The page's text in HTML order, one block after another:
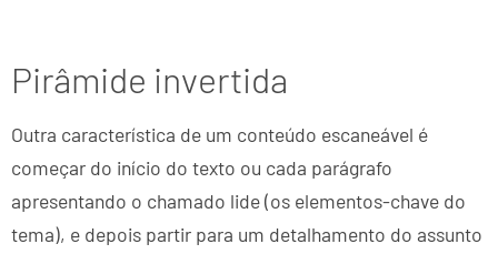
Pirâmide invertida
Outra característica de um conteúdo escaneável é
começar do início do texto ou cada parágrafo
apresentando o chamado lide (os elementos-chave do
tema), e depois partir para um detalhamento do assunto